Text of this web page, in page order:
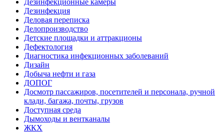
Дезинфекционные камеры
Дезинфекция
Деловая переписка
Делопроизводство
Детские площадки и аттракционы
Дефектология
Диагностика инфекционных заболеваний
Дизайн
Добыча нефти и газа
ДОПОГ
Досмотр пассажиров, посетителей и персонала, ручной
клади, багажа, почты, грузов
Доступная среда
Дымоходы и вентканалы
ЖКХ